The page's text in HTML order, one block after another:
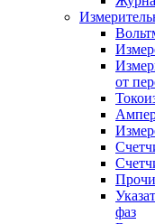
от
фаз